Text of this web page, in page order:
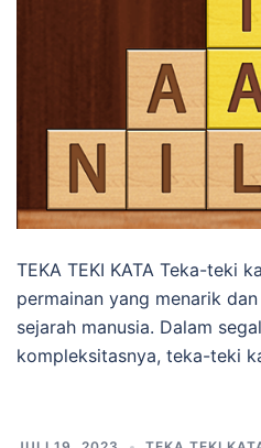
TEKA TEKI KATA Teka-teki
permainan yang menarik
sejarah manusia. Dalam
kompleksitasnya, teka-teki